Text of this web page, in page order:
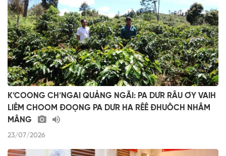
K’COONG CH’NGAI QUẢNG NGÃI: PA DƯR RÂU ƠY VAIH
LIÊM CHOOM ĐOỌNG PA DƯR HA RÊÊ ĐHUÔCH NHÂM
MÂNG
23/07/2026